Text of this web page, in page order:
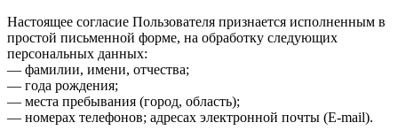
Настоящее согласие Пользователя признается исполненным в
простой письменной форме, на обработку следующих
персональных данных:
— фамилии, имени, отчества;
— года рождения;
— места пребывания (город, область);
— номерах телефонов; адресах электронной почты (E-mail).